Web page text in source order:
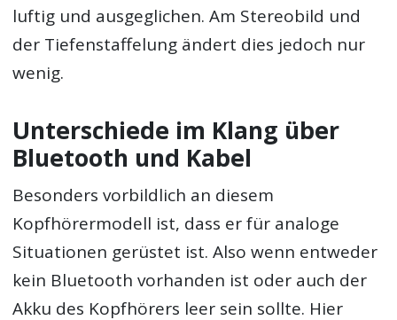
luftig und ausgeglichen. Am Stereobild und
der Tiefenstaffelung ändert dies jedoch nur
wenig.
Unterschiede im Klang über
Bluetooth und Kabel
Besonders vorbildlich an diesem
Kopfhörermodell ist, dass er für analoge
Situationen gerüstet ist. Also wenn entweder
kein Bluetooth vorhanden ist oder auch der
Akku des Kopfhörers leer sein sollte. Hier